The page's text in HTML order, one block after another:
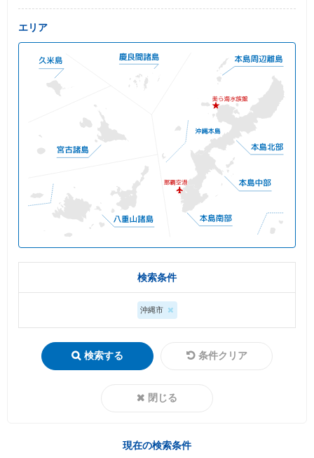
エリア
検索条件
沖縄市
検索する 条件クリア
閉じる
現在の検索条件